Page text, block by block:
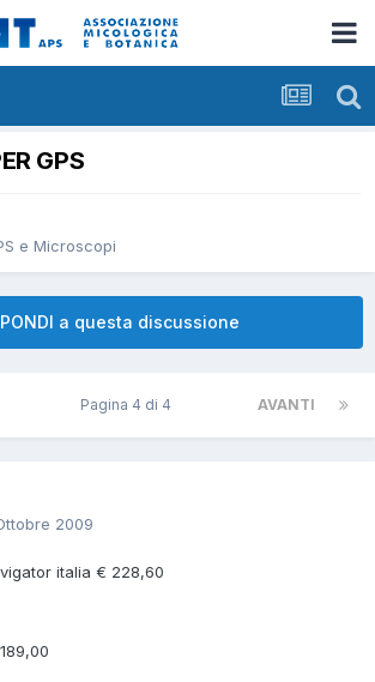
GPS
e Microscopi
a questa discussione
AVANTI
Pagina 4 di 4
2009
italia € 228,60